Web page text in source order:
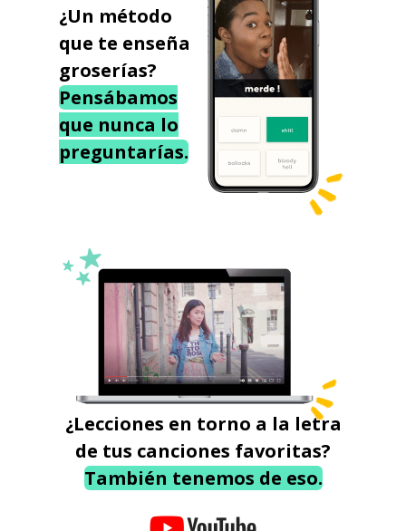
¿Un método
que te enseña
groserías?
Pensábamos
que nunca lo
preguntarías.
¿Lecciones en torno a la letra
de tus canciones favoritas?
También tenemos de eso.